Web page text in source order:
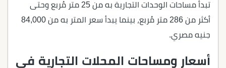
تبدأ مساحات الوحدات التجارية به من 25 متر مُربع وحتى
أكثر من 286 متر مُربع، بينما يبدأ سعر المتر به من 84,000
جنيه مصري.
أسعار ومساحات المحلات التجارية في